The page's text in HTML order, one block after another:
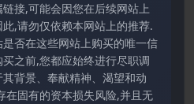
接,可能会因您在后续网站上
,请勿仅依赖本网站上的推荐.
否在这些网站上购买的唯一信
之前,您都应始终进行尽职调
背景、奉献精神、渴望和动
在固有的资本损失风险,并且无